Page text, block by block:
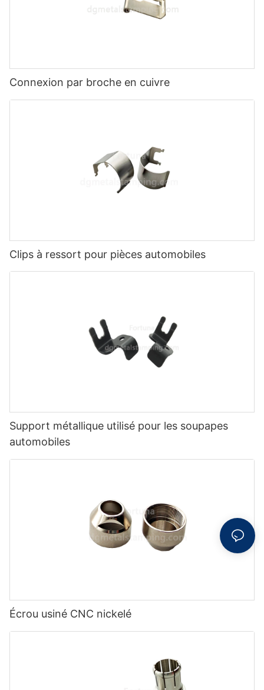
Connexion par broche en cuivre
Clips à ressort pour pièces automobiles
Support métallique utilisé pour les soupapes
automobiles
Écrou usiné CNC nickelé